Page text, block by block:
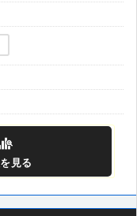
を見る